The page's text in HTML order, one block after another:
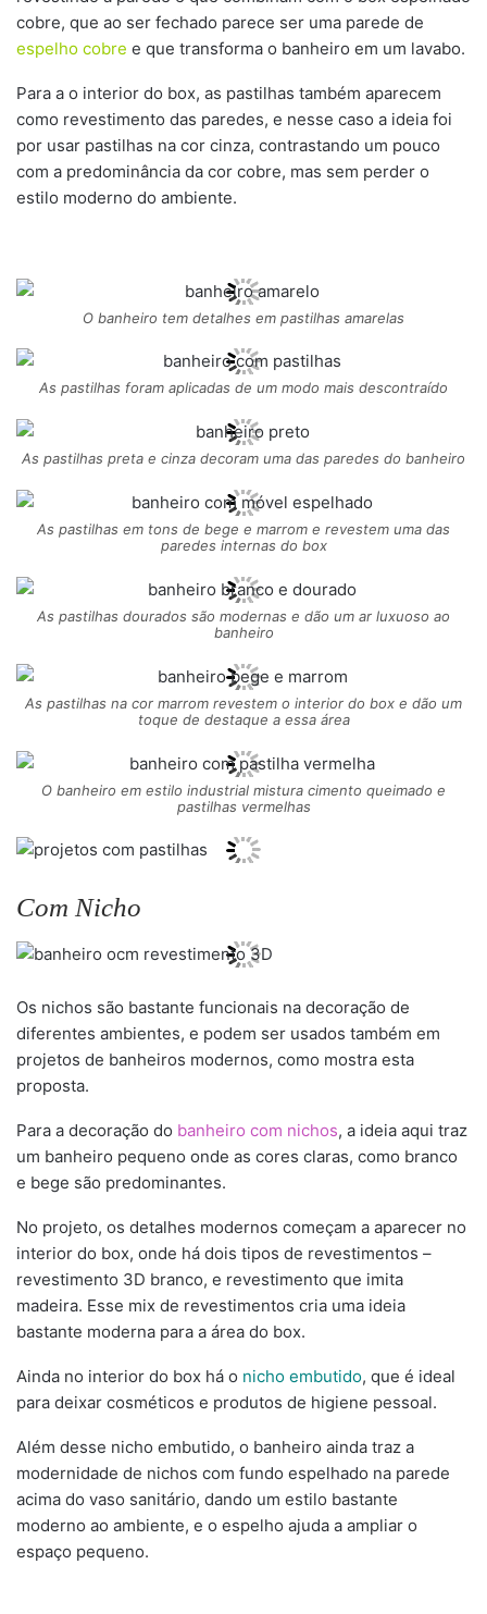
cobre, que ao ser fechado parece ser uma parede de
espelho cobre e que transforma o banheiro em um lavabo.
Para a o interior do box, as pastilhas também aparecem
como revestimento das paredes, e nesse caso a ideia foi
por usar pastilhas na cor cinza, contrastando um pouco
com a predominância da cor cobre, mas sem perder o
estilo moderno do ambiente.
O banheiro tem detalhes em pastilhas amarelas
As pastilhas foram aplicadas de um modo mais descontraído
As pastilhas preta e cinza decoram uma das paredes do banheiro
As pastilhas em tons de bege e marrom e revestem uma das
paredes internas do box
As pastilhas dourados são modernas e dão um ar luxuoso ao
banheiro
As pastilhas na cor marrom revestem o interior do box e dão um
toque de destaque a essa área
O banheiro em estilo industrial mistura cimento queimado e
pastilhas vermelhas
Com Nicho
Os nichos são bastante funcionais na decoração de
diferentes ambientes, e podem ser usados também em
projetos de banheiros modernos, como mostra esta
proposta.
Para a decoração do banheiro com nichos, a ideia aqui traz
um banheiro pequeno onde as cores claras, como branco
e bege são predominantes.
No projeto, os detalhes modernos começam a aparecer no
interior do box, onde há dois tipos de revestimentos –
revestimento 3D branco, e revestimento que imita
madeira. Esse mix de revestimentos cria uma ideia
bastante moderna para a área do box.
Ainda no interior do box há o nicho embutido, que é ideal
para deixar cosméticos e produtos de higiene pessoal.
Além desse nicho embutido, o banheiro ainda traz a
modernidade de nichos com fundo espelhado na parede
acima do vaso sanitário, dando um estilo bastante
moderno ao ambiente, e o espelho ajuda a ampliar o
espaço pequeno.